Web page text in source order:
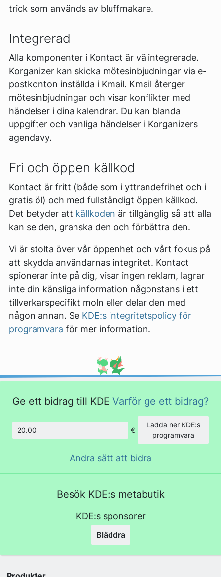
trick som används av bluffmakare.
Integrerad
Alla komponenter i Kontact är välintegrerade.
Korganizer kan skicka mötesinbjudningar via e-
postkonton inställda i Kmail. Kmail återger
mötesinbjudningar och visar konflikter med
händelser i dina kalendrar. Du kan blanda
uppgifter och vanliga händelser i Korganizers
agendavy.
Fri och öppen källkod
Kontact är fritt (både som i yttrandefrihet och i
gratis öl) och med fullständigt öppen källkod.
Det betyder att källkoden är tillgänglig så att alla
kan se den, granska den och förbättra den.
Vi är stolta över vår öppenhet och vårt fokus på
att skydda användarnas integritet. Kontact
spionerar inte på dig, visar ingen reklam, lagrar
inte din känsliga information någonstans i ett
tillverkarspecifikt moln eller delar den med
någon annan. Se KDE:s integritetspolicy för
programvara för mer information.
Ge ett bidrag till KDE Varför ge ett bidrag?
Belopp
€
Ladda ner KDE:s
programvara
Andra sätt att bidra
Besök KDE:s metabutik
KDE:s sponsorer
Bläddra